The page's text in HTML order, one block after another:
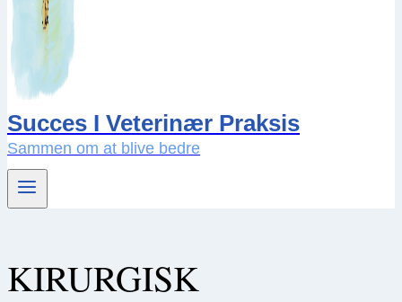
Succes I Veterinær Praksis
Sammen om at blive bedre
KIRURGISK